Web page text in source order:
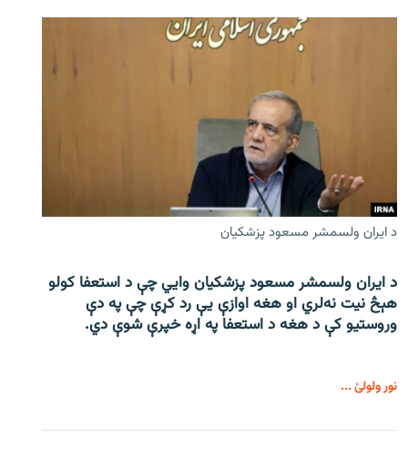
د ایران ولسمشر مسعود پزشکیان
د ایران ولسمشر مسعود پزشکیان وایي چې د استعفا کولو
هېڅ نیت نه‌لري او هغه اوازې یې رد کړې چې په دې
وروستیو کې د هغه د استعفا په اړه خپرې شوې دي.
نور ولولئ ...